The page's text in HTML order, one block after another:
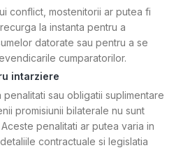
conflict, mostenitorii ar putea fi
la instanta pentru a
datorate sau pentru a se
cumparatorilor.
intarziere
penalitati sau obligatii suplimentare
promisiunii bilaterale nu sunt
penalitati ar putea varia in
contractuale si legislatia